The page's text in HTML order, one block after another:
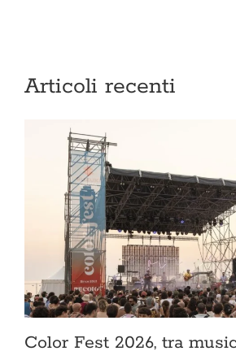
Articoli recenti
Color Fest 2026, tra